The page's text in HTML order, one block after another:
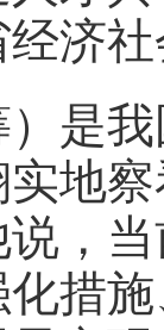
济
是
地
，
措